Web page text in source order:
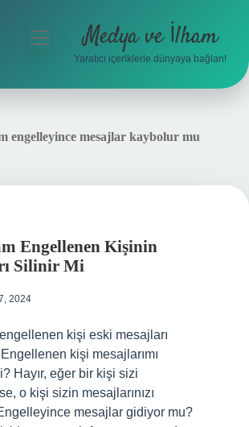
menüyü
Medya ve İlham
Yaratıcı içeriklerle dünyaya bağlan!
engelleyince mesajlar kaybolur mu
Engellenen Kişinin
Silinir Mi
2024
kişi eski mesajları
kişi mesajlarımı
Hayır, eğer bir kişi sizi
o kişi sizin mesajlarınızı
mesajlar gidiyor mu?